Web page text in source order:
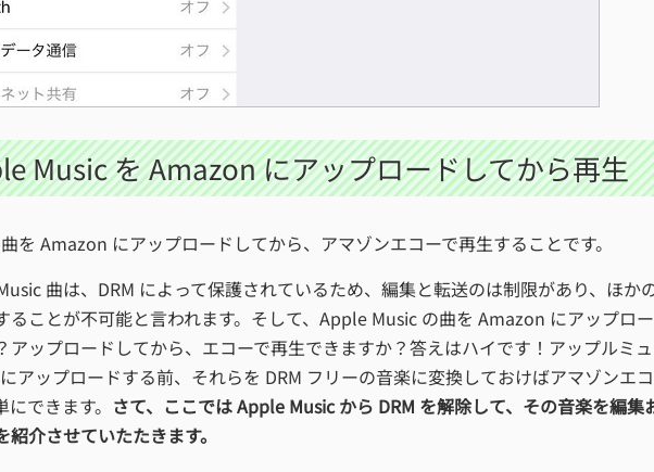
Music を Amazon にアップロードしてから再生
を Amazon にアップロードしてから、アマゾンエコーで再生することです。
曲は、DRM によって保護されているため、編集と転送のは制限があり、ほか
ることが不可能と言われます。そして、Apple Music の曲を Amazon にアップロ
アップロードしてから、エコーで再生できますか？答えはハイです！アップルミ
アップロードする前、それらを DRM フリーの音楽に変換しておけばアマゾンエ
できます。 さて、ここでは Apple Music から DRM を解除して、その音楽を編集
介させていたたきます。